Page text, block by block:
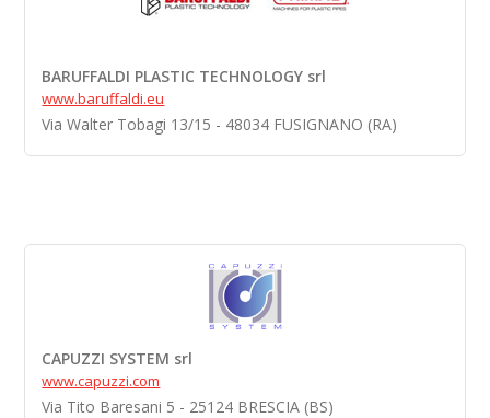
BARUFFALDI PLASTIC TECHNOLOGY srl
www.baruffaldi.eu
Via Walter Tobagi 13/15 - 48034 FUSIGNANO (RA)
CAPUZZI SYSTEM srl
www.capuzzi.com
Via Tito Baresani 5 - 25124 BRESCIA (BS)